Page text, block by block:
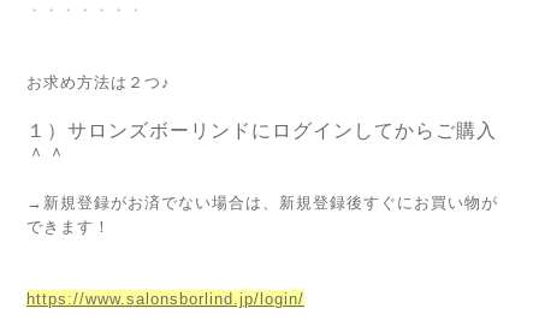
・・・・・・・
お求め方法は２つ♪
１）サロンズボーリンドにログインしてからご購入
＾＾
→新規登録がお済でない場合は、新規登録後すぐにお買い物が
できます！
https://www.salonsborlind.jp/login/